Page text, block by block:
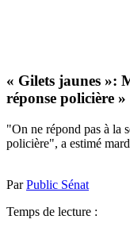
« Gilets jaunes »:
réponse policière »
"On ne répond pas à la
policière", a estimé
ParPublic Sénat
Temps de lecture :